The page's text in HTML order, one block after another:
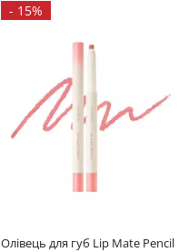
- 15%
Олівець для губ Lip Mate Pencil